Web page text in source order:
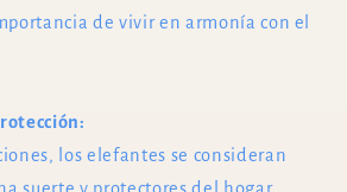
de vivir en armonía con el
los elefantes se consideran